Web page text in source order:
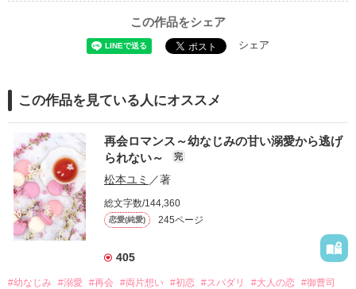
この作品をシェア
シェア
この作品を見ている人にオススメ
再会ロマンス～幼なじみの甘い溺愛から逃げ
られない～
完
松本ユミ ／著
総文字数/144,360
恋愛(純愛) 245ページ
405
#幼なじみ #溺愛 #再会 #両片想い #初恋 #スパダリ #大人の恋 #御曹司